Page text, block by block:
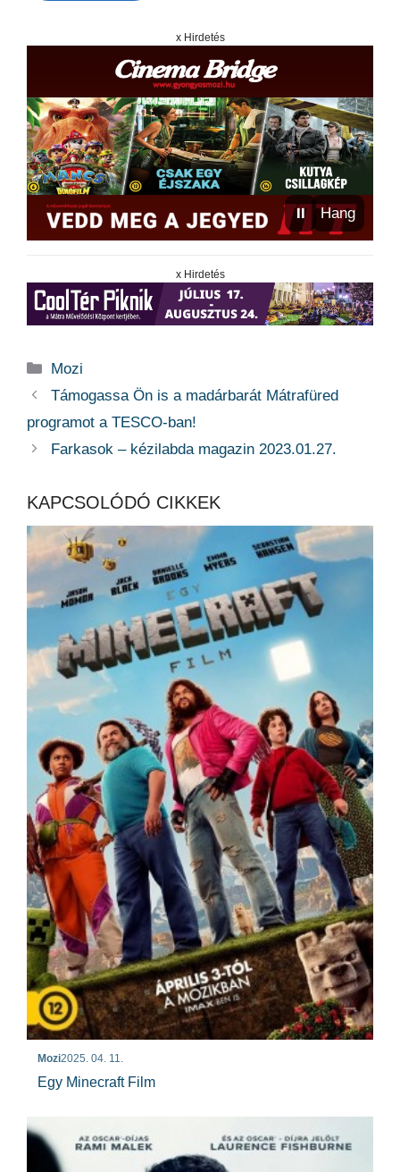
x Hirdetés
⏸ Hang
x Hirdetés
Kategória
Mozi
Támogassa Ön is a madárbarát Mátrafüred
programot a TESCO-ban!
Farkasok – kézilabda magazin 2023.01.27.
KAPCSOLÓDÓ CIKKEK
Mozi2025. 04. 11.
Egy Minecraft Film